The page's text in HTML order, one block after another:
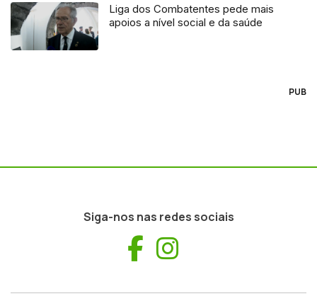
Liga dos Combatentes pede mais
apoios a nível social e da saúde
PUB
Siga-nos nas redes sociais
Facebook